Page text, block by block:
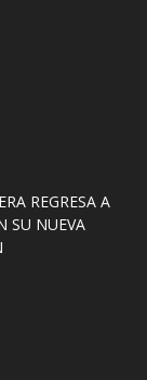
REGRESA A
SU NUEVA